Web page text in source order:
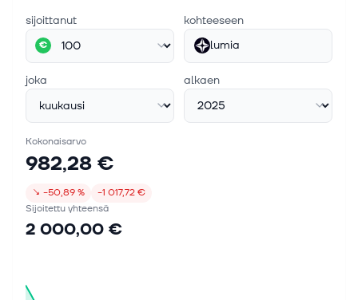
sijoittanut
€
kohteeseen
lumia
joka alkaen
Kokonaisarvo
982,28 €
↘ −50,89 %
−1 017,72 €
Sijoitettu yhteensä
2 000,00 €